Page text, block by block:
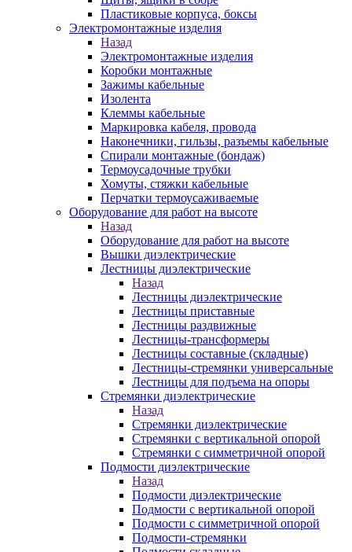
Пластиковые корпуса, боксы
Электромонтажные изделия
Назад
Электромонтажные изделия
Коробки монтажные
Зажимы кабельные
Изолента
Клеммы кабельные
Маркировка кабеля, провода
Наконечники, гильзы, разъемы кабельные
Спирали монтажные (бондаж)
Термоусадочные трубки
Хомуты, стяжки кабельные
Перчатки термоусаживаемые
Оборудование для работ на высоте
Назад
Оборудование для работ на высоте
Вышки диэлектрические
Лестницы диэлектрические
Назад
Лестницы диэлектрические
Лестницы приставные
Лестницы раздвижные
Лестницы-трансформеры
Лестницы составные (складные)
Лестницы-стремянки универсальные
Лестницы для подъема на опоры
Стремянки диэлектрические
Назад
Стремянки диэлектрические
Стремянки с вертикальной опорой
Стремянки с симметричной опорой
Подмости диэлектрические
Назад
Подмости диэлектрические
Подмости с вертикальной опорой
Подмости с симметричной опорой
Подмости-стремянки